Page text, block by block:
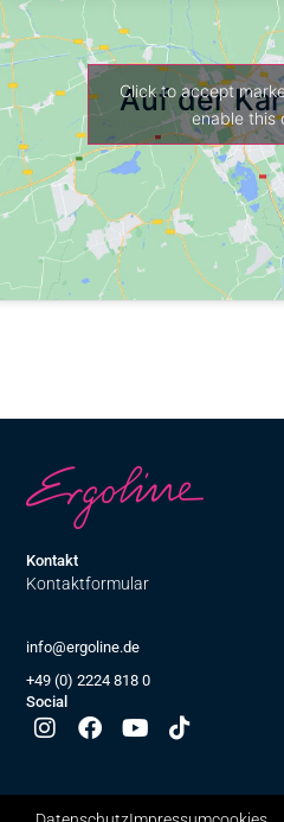
Auf der
Click to accept
enable this
Kontakt
Kontaktformular
info@ergoline.de
+49 (0) 2224 818 0
Social